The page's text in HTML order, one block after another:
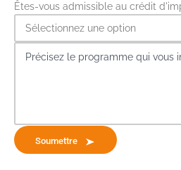
Êtes-vous admissible au crédit
Soumettre